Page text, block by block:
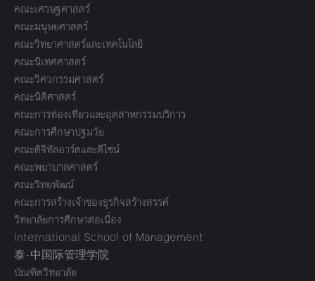
คณะเศรษฐศาสตร์
คณะมนุษยศาสตร์
คณะวิทยาศาสตร์และเทคโนโลยี
คณะนิเทศศาสตร์
คณะวิศวกรรมศาสตร์
คณะนิติศาสตร์
คณะการท่องเที่ยวและอุตสาหกรรมบริการ
คณะการศึกษาปฐมวัย
คณะดิจิทัลอาร์ตและดีไซน์
คณะพยาบาลศาสตร์
คณะวิทยพัฒน์
คณะการสร้างเจ้าของธุรกิจสร้างสรรค์
วิทยาลัยการศึกษาต่อเนื่อง
International School of Management
泰-中国际管理学院
บัณฑิตวิทยาลัย